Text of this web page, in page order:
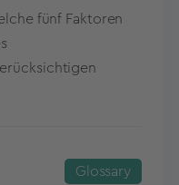
fünf Faktoren
Glossary